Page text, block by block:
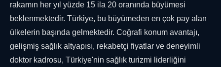
rakamın her yıl yüzde 15 ila 20 oranında büyümesi
beklenmektedir. Türkiye, bu büyümeden en çok pay alan
ülkelerin başında gelmektedir. Coğrafi konum avantajı,
gelişmiş sağlık altyapısı, rekabetçi fiyatlar ve deneyimli
doktor kadrosu, Türkiye'nin sağlık turizmi liderliğini